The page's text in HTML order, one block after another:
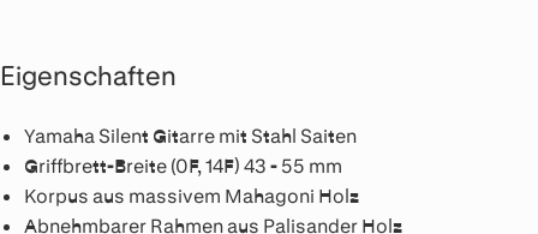
Eigenschaften
Yamaha Silent Gitarre mit Stahl Saiten
Griffbrett-Breite (0F, 14F) 43 - 55 mm
Korpus aus massivem Mahagoni Holz
Abnehmbarer Rahmen aus Palisander Holz